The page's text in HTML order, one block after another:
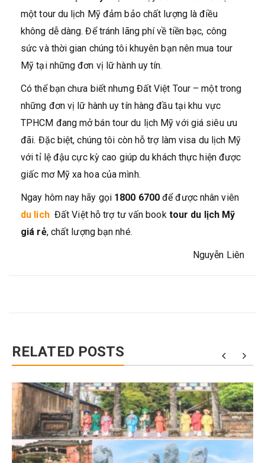
một tour du lịch Mỹ đảm bảo chất lượng là điều
không dễ dàng. Để tránh lãng phí về tiền bạc, công
sức và thời gian chúng tôi khuyên bạn nên mua tour
Mỹ tại những đơn vị lữ hành uy tín.
Có thể bạn chưa biết nhưng Đất Việt Tour – một trong
những đơn vị lữ hành uy tín hàng đầu tại khu vực
TPHCM đang mở bán tour du lịch Mỹ với giá siêu ưu
đãi. Đặc biệt, chúng tôi còn hỗ trợ làm visa du lịch Mỹ
với tỉ lệ đậu cực kỳ cao giúp du khách thực hiện được
giấc mơ Mỹ xa hoa của mình.
Ngay hôm nay hãy gọi 1800 6700 để được nhân viên
du lichĐất Việt hỗ trợ tư vấn booktour du lịch Mỹ
giá rẻ, chất lượng bạn nhé.
Nguyễn Liên
RELATED POSTS